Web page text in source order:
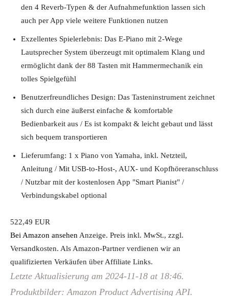
den 4 Reverb-Typen & der Aufnahmefunktion lassen sich
auch per App viele weitere Funktionen nutzen
Exzellentes Spielerlebnis: Das E-Piano mit 2-Wege
Lautsprecher System überzeugt mit optimalem Klang und
ermöglicht dank der 88 Tasten mit Hammermechanik ein
tolles Spielgefühl
Benutzerfreundliches Design: Das Tasteninstrument zeichnet
sich durch eine äußerst einfache & komfortable
Bedienbarkeit aus / Es ist kompakt & leicht gebaut und lässt
sich bequem transportieren
Lieferumfang: 1 x Piano von Yamaha, inkl. Netzteil,
Anleitung / Mit USB-to-Host-, AUX- und Kopfhöreranschluss
/ Nutzbar mit der kostenlosen App "Smart Pianist" /
Verbindungskabel optional
522,49 EUR
Bei Amazon ansehen Anzeige. Preis inkl. MwSt., zzgl.
Versandkosten. Als Amazon-Partner verdienen wir an
qualifizierten Verkäufen über Affiliate Links.
Letzte Aktualisierung am 2024-11-18 at 18:46.
Produktbilder: Amazon Product Advertising API.